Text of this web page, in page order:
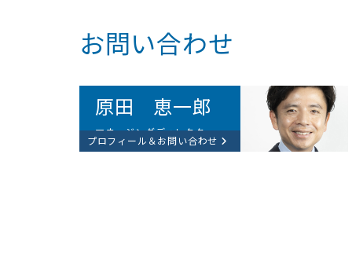
お問い合わせ
原田 恵一郎​
マネージングディレクター
プロフィール＆お問い合わせ